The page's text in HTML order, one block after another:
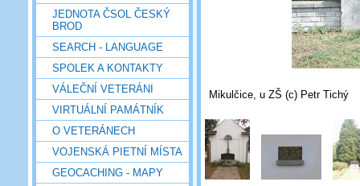
JEDNOTA ČSOL ČESKÝ
BROD
SEARCH - LANGUAGE
SPOLEK A KONTAKTY
VÁLEČNÍ VETERÁNI
VIRTUÁLNÍ PAMÁTNÍK
O VETERÁNECH
VOJENSKÁ PIETNÍ MÍSTA
GEOCACHING - MAPY
Mikulčice, u ZŠ (c) Petr Tichý